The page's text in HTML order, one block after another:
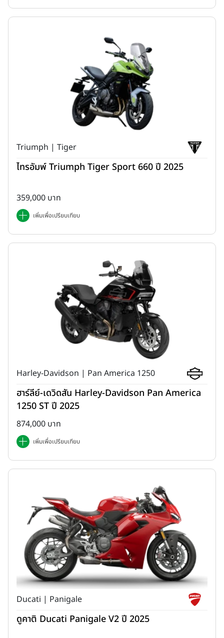
1. Best Package for Off-Pavement Exploration
การควบคุมที่เหนือกว่าในทุกสภาพพื้นผิวถนน
ระบบกันสะเทือนหน้า KYB แบบหัวกลับ ทำงานร่วมกับ New Uni-
Trak ด้านหลัง พร้อมระยะยุบสูงถึง 210 มม. / 196 มม. ช่วยซับ
แรงกระแทกได้อย่างมีประสิทธิภาพ เพิ่มเสถียรภาพและความนุ่มนวล
น้ำหนักรถเพียง 194 กก. (Curb mass) ทำให้ควบคุมรถได้ง่าย
คล่องตัวทั้งขณะลุยทางฝุ่นและการใช้งานในชีวิตประจำวัน
ระยะความสูงใต้ท้องรถ 185 มม. ช่วยให้ผ่านอุปสรรคหรือพื้นผิว
ขรุขระได้อย่างมั่นใจ ลดโอกาสกระแทกใต้ท้องรถในเส้นทางสมบุกสม
2. Rally-Inspired Style
สะท้อน DNA สายลุยจากรถแข่ง Rally ผสานดีไซน์ที่ตอบโจทย์การใช้
งานจริง
ล้อซี่ลวดขนาด หน้า 21” / หลัง 17” ช่วยเพิ่มความสามารถในการซับ
แรงสะเทือนและยึดเกาะพื้นผิวที่หลากหลาย เหมาะทั้งทางเรียบและ
องค์ประกอบดีไซน์ที่ได้รับแรงบันดาลใจจากรถ Rally-Raid เสริมภาพ
ลักษณ์ความแข็งแกร่ง พร้อมฟังก์ชันที่ออกแบบมาเพื่อรองรับการ
Triumph | Tiger
ไทรอัมพ์ Triumph Tiger Sport 660 ปี 2025
359,000 บาท
เพิ่มเพื่อเปรียบเทียบ
Harley-Davidson | Pan America 1250
ฮาร์ลีย์-เดวิดสัน Harley-Davidson Pan America
1250 ST ปี 2025
874,000 บาท
เพิ่มเพื่อเปรียบเทียบ
Ducati | Panigale
ดูคาติ Ducati Panigale V2 ปี 2025